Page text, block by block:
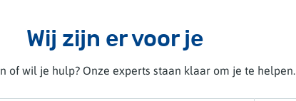
Wij zijn er voor je
of wil je hulp? Onze experts staan klaar om je te helpen.